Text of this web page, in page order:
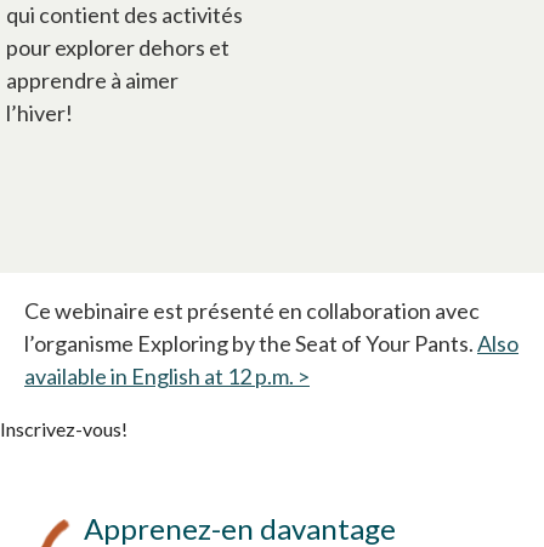
qui contient des activités
pour explorer dehors et
apprendre à aimer
l’hiver!
Ce webinaire est présenté en collaboration avec
l’organisme Exploring by the Seat of Your Pants.Also
available in English at 12 p.m. >
Inscrivez-vous!
Apprenez-en davantage